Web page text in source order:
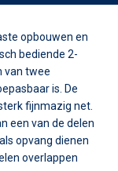
opbouwen en
bediende 2-
van twee
is. De
fijnmazig net.
een van de delen
opvang dienen
overlappen